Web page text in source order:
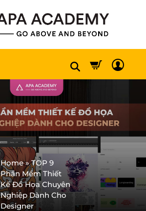
Home»TOP 9
Phần Mềm Thiết
Kế Đồ Họa Chuyên
Nghiệp Dành Cho
Designer